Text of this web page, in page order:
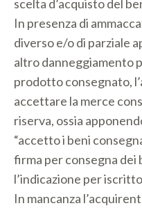
scelta d’acquisto del
In presenza di
diverso e/o di parziale
altro danneggiamento
prodotto consegnato,
accettare la merce
riserva, ossia
“accetto i beni
firma per consegna
l’indicazione per
In mancanza